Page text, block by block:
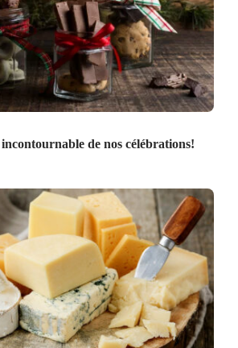
de nos célébrations!